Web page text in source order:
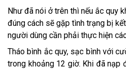
Như đã nói ở trên thì nếu ắc quy
đúng cách sẽ gặp tình trạng bị
người dùng cần phải thực hiện
Tháo bình ắc quy, sạc bình với
trong khoảng 12 giờ. Khi đã nạp